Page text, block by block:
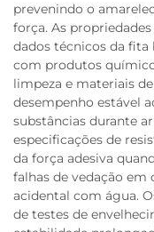
prevenindo o
força. As
dados técnicos da
com produtos
limpeza e materiais
desempenho estável
substâncias durante
especificações de
da força adesiva
falhas de vedação
acidental com água.
de testes de